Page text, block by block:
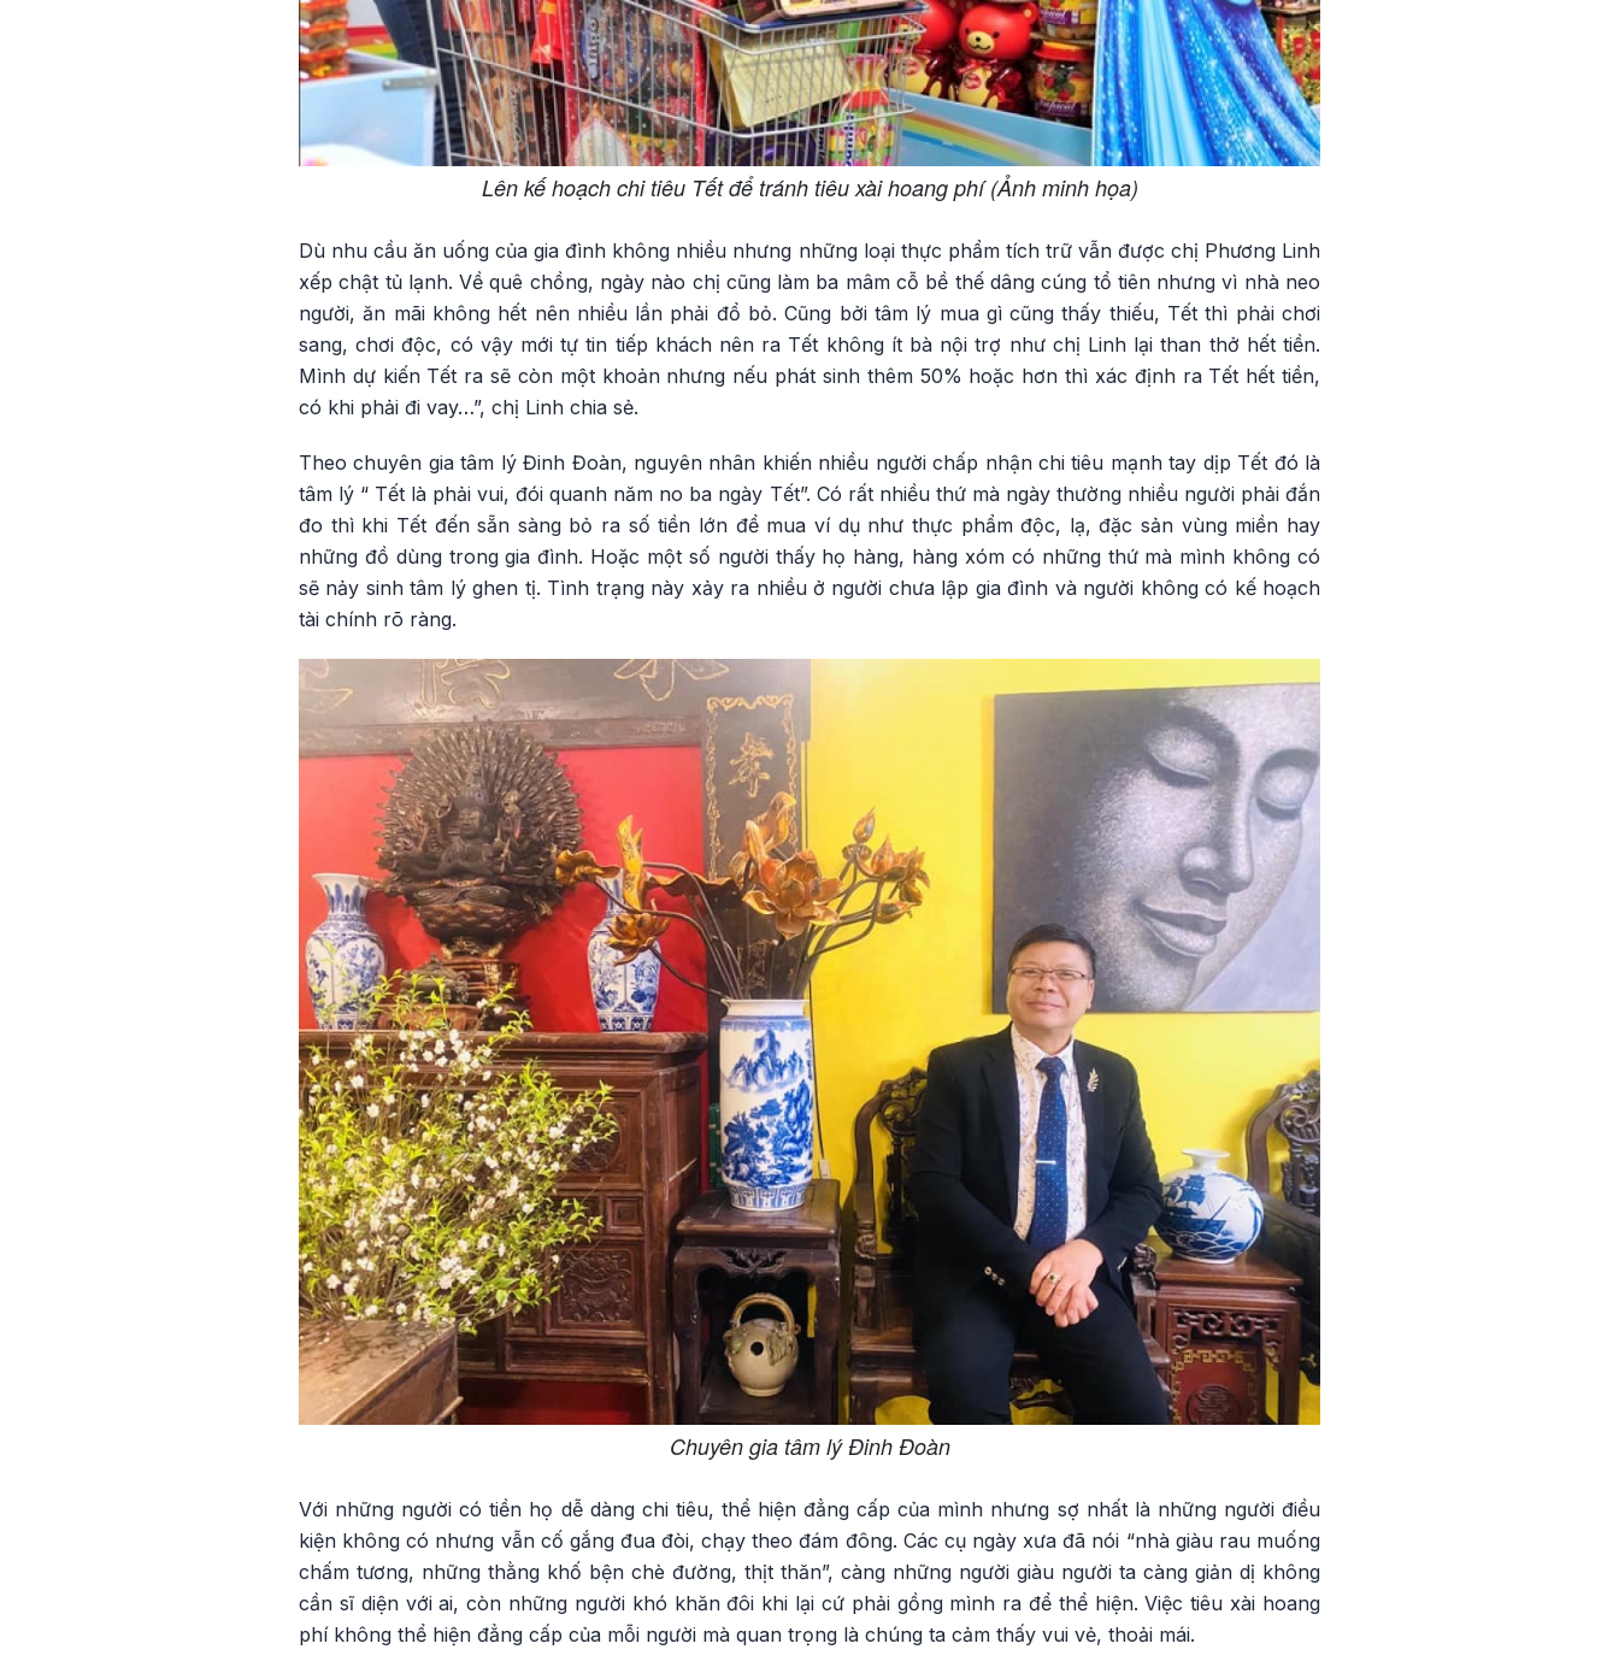
Lên kế hoạch chi tiêu Tết để tránh tiêu xài hoang phí (Ảnh minh họa)
Dù nhu cầu ăn uống của gia đình không nhiều nhưng những loại thực phẩm tích trữ vẫn được chị Phương Linh
xếp chật tủ lạnh. Về quê chồng, ngày nào chị cũng làm ba mâm cỗ bề thế dâng cúng tổ tiên nhưng vì nhà neo
người, ăn mãi không hết nên nhiều lần phải đổ bỏ. Cũng bởi tâm lý mua gì cũng thấy thiếu, Tết thì phải chơi
sang, chơi độc, có vậy mới tự tin tiếp khách nên ra Tết không ít bà nội trợ như chị Linh lại than thở hết tiền.
Mình dự kiến Tết ra sẽ còn một khoản nhưng nếu phát sinh thêm 50% hoặc hơn thì xác định ra Tết hết tiền,
có khi phải đi vay…”, chị Linh chia sẻ.
Theo chuyên gia tâm lý Đinh Đoàn, nguyên nhân khiến nhiều người chấp nhận chi tiêu mạnh tay dịp Tết đó là
tâm lý “ Tết là phải vui, đói quanh năm no ba ngày Tết”. Có rất nhiều thứ mà ngày thường nhiều người phải đắn
đo thì khi Tết đến sẵn sàng bỏ ra số tiền lớn để mua ví dụ như thực phẩm độc, lạ, đặc sản vùng miền hay
những đồ dùng trong gia đình. Hoặc một số người thấy họ hàng, hàng xóm có những thứ mà mình không có
sẽ nảy sinh tâm lý ghen tị. Tình trạng này xảy ra nhiều ở người chưa lập gia đình và người không có kế hoạch
tài chính rõ ràng.
Chuyên gia tâm lý Đinh Đoàn
Với những người có tiền họ dễ dàng chi tiêu, thể hiện đẳng cấp của mình nhưng sợ nhất là những người điều
kiện không có nhưng vẫn cố gắng đua đòi, chạy theo đám đông. Các cụ ngày xưa đã nói “nhà giàu rau muống
chấm tương, những thằng khố bện chè đường, thịt thăn”, càng những người giàu người ta càng giản dị không
cần sĩ diện với ai, còn những người khó khăn đôi khi lại cứ phải gồng mình ra để thể hiện. Việc tiêu xài hoang
phí không thể hiện đẳng cấp của mỗi người mà quan trọng là chúng ta cảm thấy vui vẻ, thoải mái.